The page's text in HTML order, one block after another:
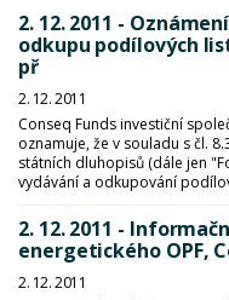
2. 12. 2011 -
odkupu podílových
př
2. 12. 2011
Conseq Funds investiční
oznamuje, že v souladu s čl.
státních dluhopisů (dále jen
vydávání a odkupování
2. 12. 2011 -
energetického OPF,
2. 12. 2011